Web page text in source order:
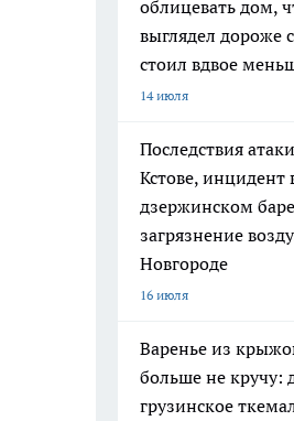
облицевать дом,
выглядел дороже
стоил вдвое
14 июля
Последствия
Кстове, инцидент
дзержинском
загрязнение
Новгороде
16 июля
Варенье из
больше не кручу:
грузинское